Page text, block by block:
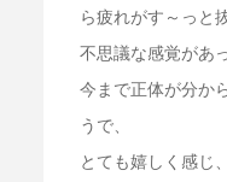
ら疲れがす～っと
不思議な感覚があ
今まで正体が分か
うで、
とても嬉しく感じ